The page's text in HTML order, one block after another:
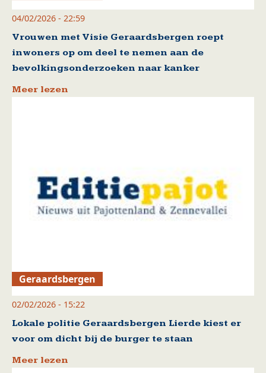
04/02/2026 - 22:59
Vrouwen met Visie Geraardsbergen roept
inwoners op om deel te nemen aan de
bevolkingsonderzoeken naar kanker
Meer lezen
Geraardsbergen
02/02/2026 - 15:22
Lokale politie Geraardsbergen Lierde kiest er
voor om dicht bij de burger te staan
Meer lezen